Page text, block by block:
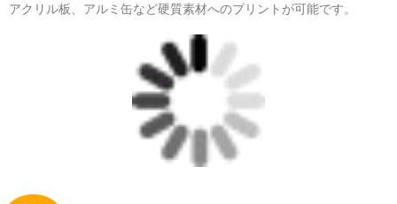
アクリル板、アルミ缶など硬質素材へのプリントが可能です。